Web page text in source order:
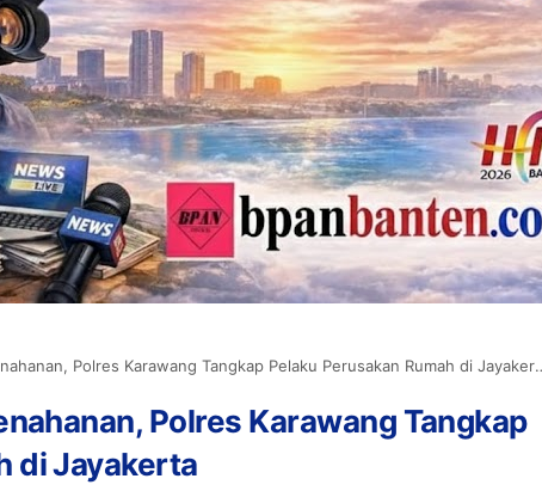
Polres Karawang Tangkap Pelaku Perusakan Rumah di Jayakerta
Polres Karawang Tangkap
di Jayakerta